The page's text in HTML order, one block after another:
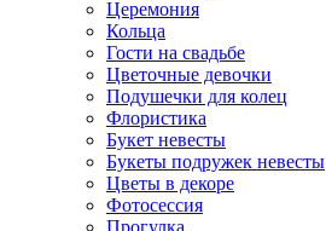
Церемония
Кольца
Гости на свадьбе
Цветочные девочки
Подушечки для колец
Флористика
Букет невесты
Букеты подружек невесты
Цветы в декоре
Фотосессия
Прогулка